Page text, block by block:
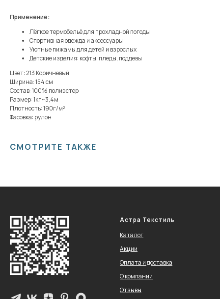
Применение:
Лёгкое термобельё для прохладной погоды
Спортивная одежда и аксессуары
Уютные пижамы для детей и взрослых
Детские изделия: кофты, пледы, поддевы
Цвет: 213 Коричневый
Ширина: 154 см
Состав: 100% полиэстер
Размер: 1кг~3,4м
Плотность: 190г/м²
Фасовка: рулон
СМОТРИТЕ ТАКЖЕ
Астра Текстиль
Каталог
Акции
Оплата и доставка
О компании
Отзывы